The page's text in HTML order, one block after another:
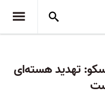
تهدید هسته‌ای